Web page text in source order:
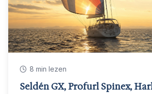
8 min lezen
Seldén GX, Profurl Spinex,